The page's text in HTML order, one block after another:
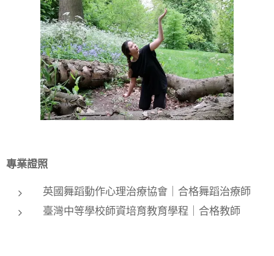
專業證照
英國舞蹈動作心理治療協會｜合格舞蹈治療師
臺灣中等學校師資培育教育學程｜ 合格教師